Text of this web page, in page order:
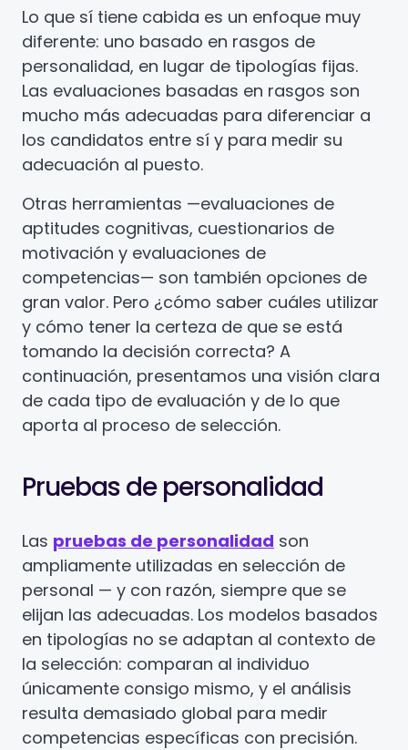
Lo que sí tiene cabida es un enfoque muy
diferente: uno basado en rasgos de
personalidad, en lugar de tipologías fijas.
Las evaluaciones basadas en rasgos son
mucho más adecuadas para diferenciar a
los candidatos entre sí y para medir su
adecuación al puesto.
Otras herramientas —evaluaciones de
aptitudes cognitivas, cuestionarios de
motivación y evaluaciones de
competencias— son también opciones de
gran valor. Pero ¿cómo saber cuáles utilizar
y cómo tener la certeza de que se está
tomando la decisión correcta? A
continuación, presentamos una visión clara
de cada tipo de evaluación y de lo que
aporta al proceso de selección.
Pruebas de personalidad
Las pruebas de personalidad son
ampliamente utilizadas en selección de
personal — y con razón, siempre que se
elijan las adecuadas. Los modelos basados
en tipologías no se adaptan al contexto de
la selección: comparan al individuo
únicamente consigo mismo, y el análisis
resulta demasiado global para medir
competencias específicas con precisión.